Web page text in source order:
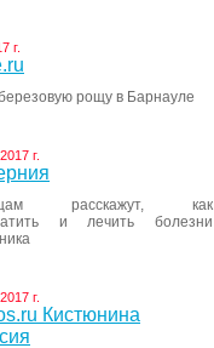
г.
рощу в Барнауле
г.
расскажут, как
и лечить болезни
г.
Кистюнина